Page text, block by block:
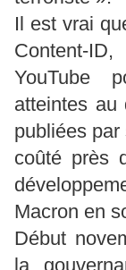
Il est vrai
Content-
YouTube
atteintes au
publiées
coûté près
Macron en
Début
la